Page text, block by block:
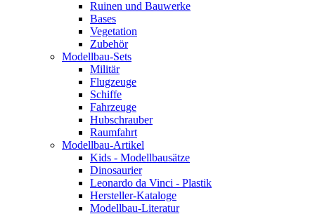
Ruinen und Bauwerke
Bases
Vegetation
Zubehör
Modellbau-Sets
Militär
Flugzeuge
Schiffe
Fahrzeuge
Hubschrauber
Raumfahrt
Modellbau-Artikel
Kids - Modellbausätze
Dinosaurier
Leonardo da Vinci - Plastik
Hersteller-Kataloge
Modellbau-Literatur